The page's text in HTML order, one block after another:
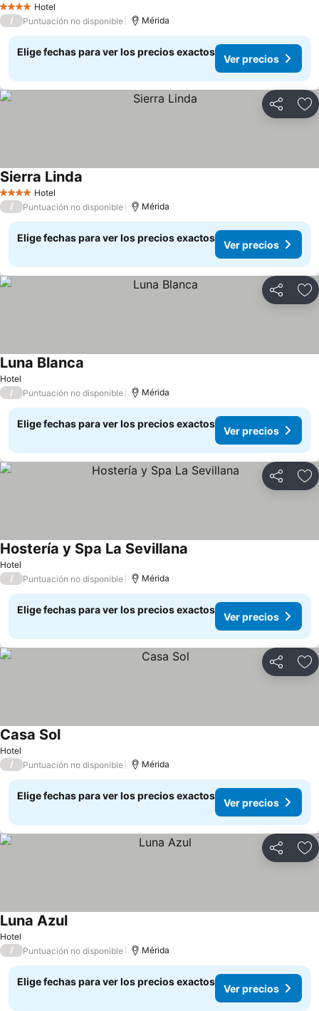
4 EstrellasHotel
/ Puntuación no disponible Mérida
Elige fechas para ver los precios exactos
Ver precios
Compartir
4 EstrellasHotel
Sierra Linda
/ Puntuación no disponible Mérida
Elige fechas para ver los precios exactos
Ver precios
Compartir
Hotel
Luna Blanca
/ Puntuación no disponible Mérida
Elige fechas para ver los precios exactos
Ver precios
Compartir
Hotel
Hostería y Spa La Sevillana
/ Puntuación no disponible Mérida
Elige fechas para ver los precios exactos
Ver precios
Compartir
Hotel
Casa Sol
/ Puntuación no disponible Mérida
Elige fechas para ver los precios exactos
Ver precios
Compartir
Hotel
Luna Azul
/ Puntuación no disponible Mérida
Elige fechas para ver los precios exactos
Ver precios